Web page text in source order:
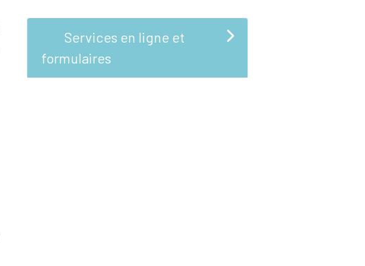
Services en ligne et
formulaires